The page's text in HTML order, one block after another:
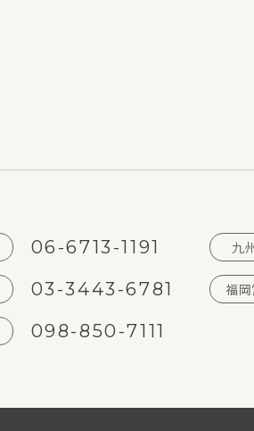
06-6713-1191 九
03-3443-6781 福
098-850-7111